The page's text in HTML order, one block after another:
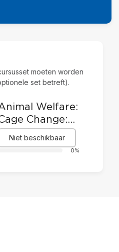
moeten worden
set betreft).
Welfare:
Change:
Animal
and
0%
Niet beschikbaar